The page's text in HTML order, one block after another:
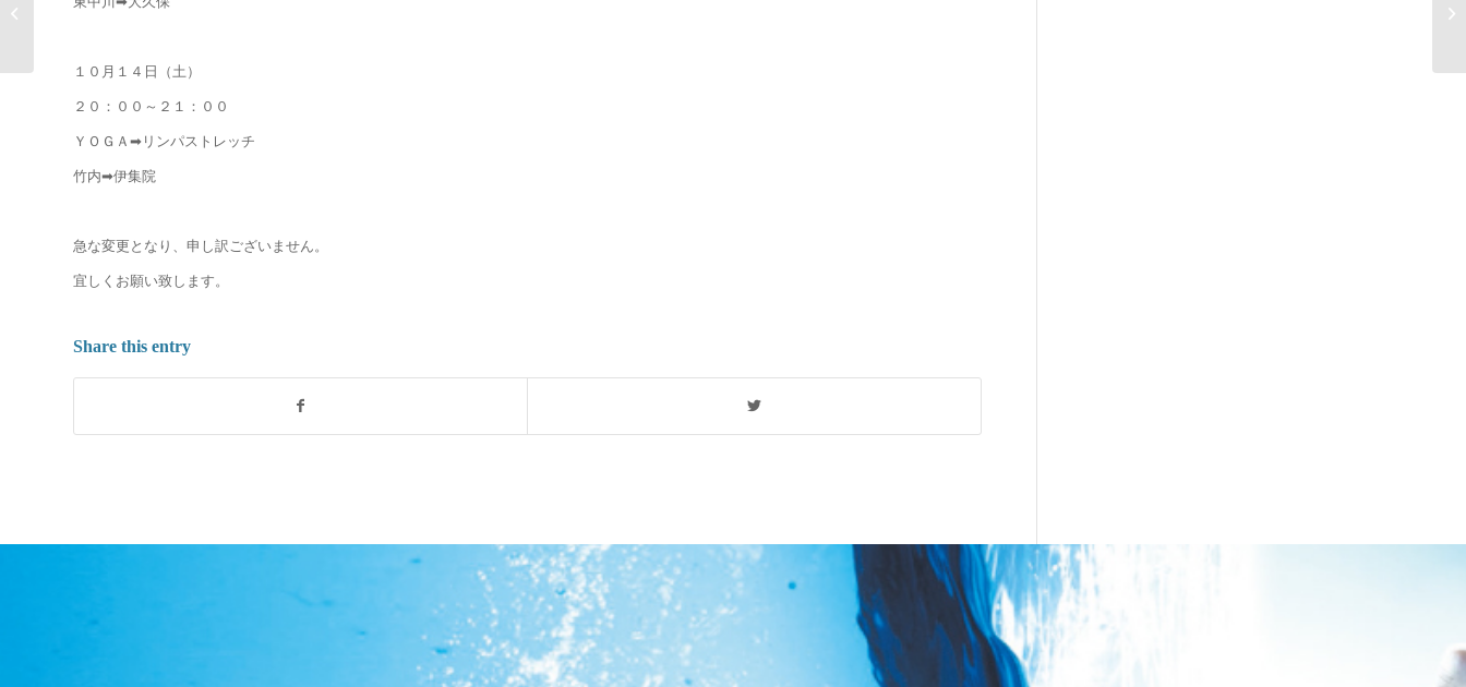
１０月１４日（土）
２０：００～２１：００
ＹＯＧＡ➡リンパストレッチ
竹内➡伊集院
急な変更となり、申し訳ございません。
宜しくお願い致します。
Share this entry
曽於市民プール臨時休館のお知らせ